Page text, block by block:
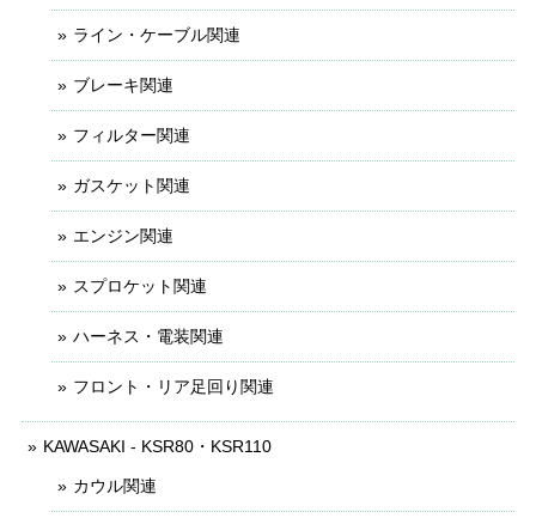
ライン・ケーブル関連
ブレーキ関連
フィルター関連
ガスケット関連
エンジン関連
スプロケット関連
ハーネス・電装関連
フロント・リア足回り関連
KAWASAKI - KSR80・KSR110
カウル関連